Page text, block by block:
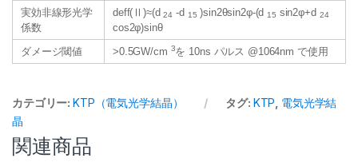
実効非線形光学
係数
deff(Ⅱ)≈(d24 -d 15 )sin2θsin2φ-(d 15 sin2φ+d 24
cos2φ)sinθ
ダメージ閾値
>0.5GW/cm 3を 10ns パルス @1064nm で使用
カテゴリー:KTP（電気光学結晶） タグ: KTP 電気光学結
晶
関連商品